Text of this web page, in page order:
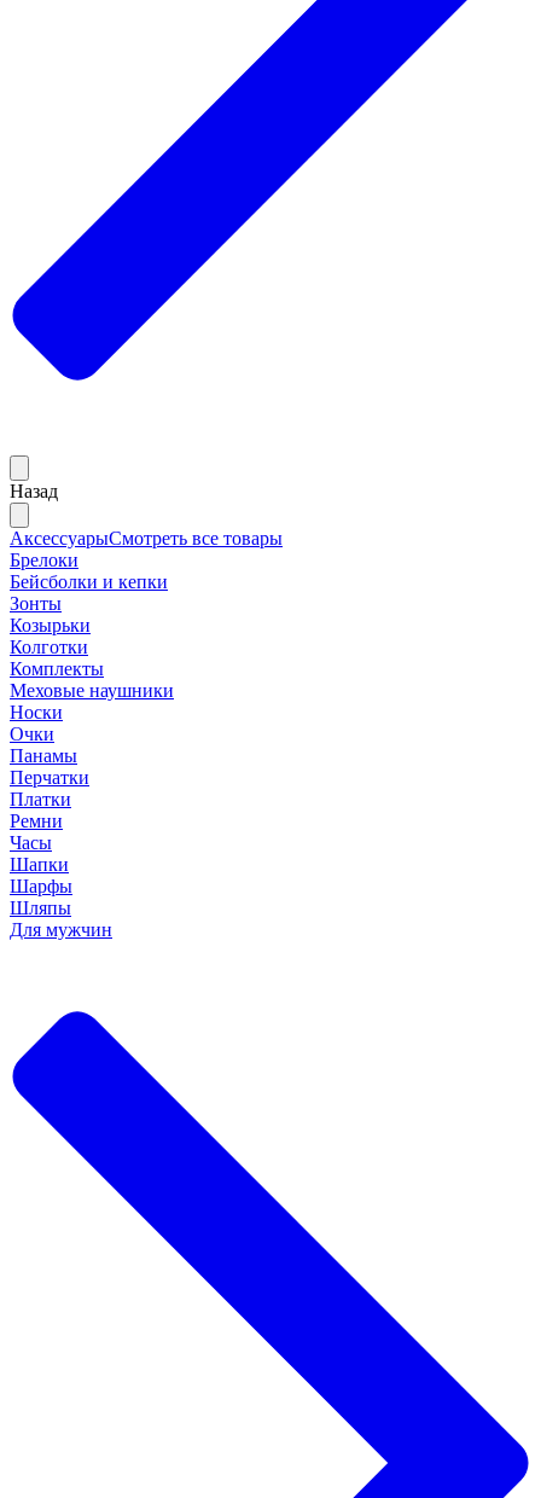
Назад
АксессуарыСмотреть все товары
Брелоки
Бейсболки и кепки
Зонты
Козырьки
Колготки
Комплекты
Меховые наушники
Носки
Очки
Панамы
Перчатки
Платки
Ремни
Часы
Шапки
Шарфы
Шляпы
Для мужчин